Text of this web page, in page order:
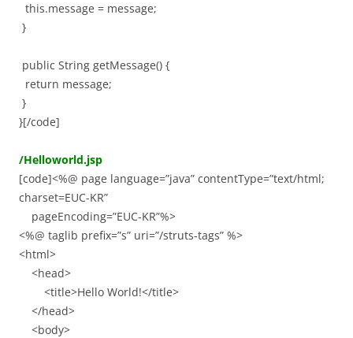
this.message = message;
}
public String getMessage() {
return message;
}
}[/code]
/Helloworld.jsp
[code]<%@ page language=”java” contentType=”text/html;
charset=EUC-KR”
pageEncoding=”EUC-KR”%>
<%@ taglib prefix=”s” uri=”/struts-tags” %>
<html>
<head>
<title>Hello World!</title>
</head>
<body>